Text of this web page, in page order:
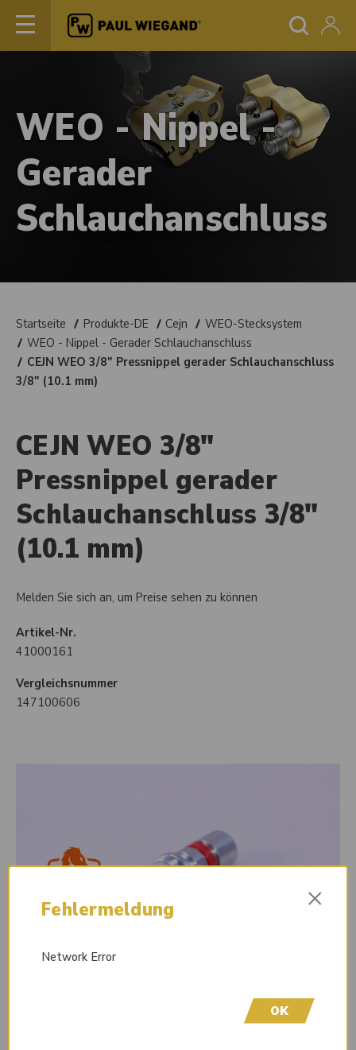
WEO - Nippel -
Gerader
Schlauchanschluss
Startseite Produkte-DE Cejn
WEO-Stecksystem
WEO - Nippel - Gerader Schlauchanschluss
CEJN WEO 3/8" Pressnippel gerader Schlauchanschluss
3/8" (10.1 mm)
CEJN WEO 3/8"
Pressnippel gerader
Schlauchanschluss 3/8"
(10.1 mm)
Melden Sie sich an, um Preise sehen zu können
Artikel-Nr.
41000161
Vergleichsnummer
147100606
Fehlermeldung ×
Network Error
OK